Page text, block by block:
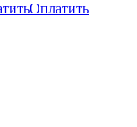
Оплатить